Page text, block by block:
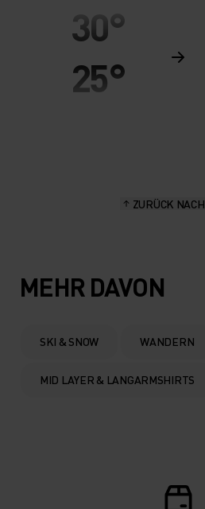
30°
25°
5°
0°
-5°
ZURÜCK
MEHR DAVON
SKI & SNOW WANDERN
MID LAYER & LANGARMSHIRTS